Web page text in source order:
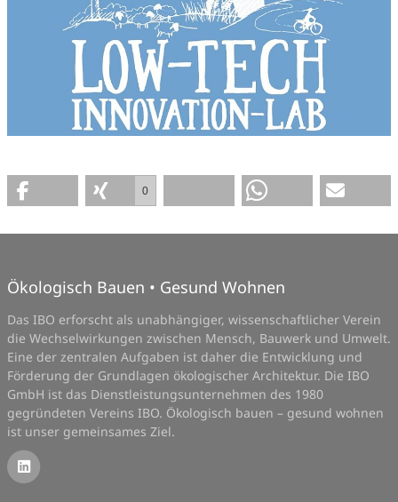
0
Ökologisch Bauen • Gesund Wohnen
Das IBO erforscht als unabhängiger, wissenschaftlicher Verein
die Wechselwirkungen zwischen Mensch, Bauwerk und Umwelt.
Eine der zentralen Aufgaben ist daher die Entwicklung und
Förderung der Grundlagen ökologischer Architektur. Die IBO
GmbH ist das Dienstleistungsunternehmen des 1980
gegründeten Vereins IBO. Ökologisch bauen – gesund wohnen
ist unser gemeinsames Ziel.